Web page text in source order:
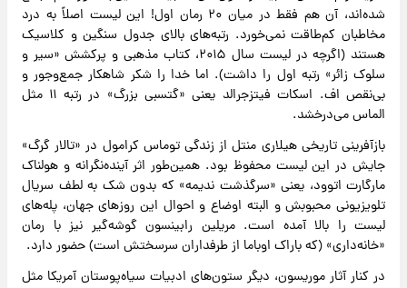
شده‌اند، آن هم فقط در میان ۲۰ رمان اول! این لیست اصلاً به درد
مخاطبان کم‌طاقت نمی‌خورد. رتبه‌های بالای جدول سنگین و کلاسیک
هستند (اگرچه در لیست سال ۲۰۱۵، کتاب مذهبی و پرکشش «سیر و
سلوک زائر» رتبه اول را داشت). اما خدا را شکر شاهکار جمع‌وجور و
بی‌نقص اف. اسکات فیتزجرالد یعنی «گتسبی بزرگ» در رتبه ۱۱ مثل
الماس می‌درخشد.
بازآفرینی تاریخی هیلاری منتل از زندگی توماس کرامول در «تالار گرگ»
جایش در این لیست محفوظ بود. همین‌طور اثر آینده‌نگرانه و هولناک
مارگارت اتوود، یعنی «سرگذشت ندیمه» که بدون شک به لطف سریال
تلویزیونی محبوبش و البته اوضاع و احوال این روزهای جهان، پله‌های
لیست را بالا آمده است. مریلین رابینسون گوشه‌گیر نیز با رمان
«خانه‌داری» (که باراک اوباما از طرفداران سرسختش است) حضور دارد.
در کنار آثار موریسون، دیگر ستون‌های ادبیات سیاه‌پوستان آمریکا مثل